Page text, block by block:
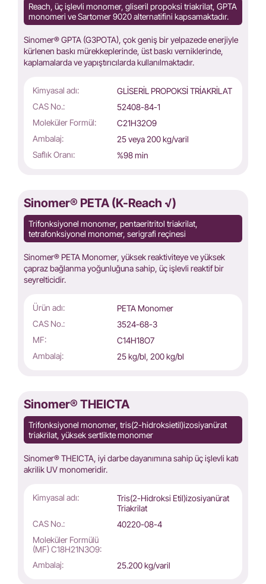
Reach, üç işlevli monomer, gliseril propoksi triakrilat, GPTA
monomeri ve Sartomer 9020 alternatifini kapsamaktadır.
Sinomer® GPTA (G3POTA), çok geniş bir yelpazede enerjiyle
kürlenen baskı mürekkeplerinde, üst baskı verniklerinde,
kaplamalarda ve yapıştırıcılarda kullanılmaktadır.
Kimyasal adı:
GLİSERİL PROPOKSİ TRİAKRİLAT
CAS No.:
52408-84-1
Moleküler Formül:
C21H32O9
Ambalaj:
25 veya 200 kg/varil
Saflık Oranı:
%98 min
Sinomer® PETA (K-Reach √)
Trifonksiyonel monomer, pentaeritritol triakrilat,
tetrafonksiyonel monomer, serigrafi reçinesi
Sinomer® PETA Monomer, yüksek reaktiviteye ve yüksek
çapraz bağlanma yoğunluğuna sahip, üç işlevli reaktif bir
seyrelticidir.
Ürün adı:
PETA Monomer
CAS No.:
3524-68-3
MF:
C14H18O7
Ambalaj:
25 kg/bl, 200 kg/bl
Sinomer® THEICTA
Trifonksiyonel monomer, tris(2-hidroksietil)izosiyanürat
triakrilat, yüksek sertlikte monomer
Sinomer® THEICTA, iyi darbe dayanımına sahip üç işlevli katı
akrilik UV monomeridir.
Kimyasal adı:
Tris(2-Hidroksi Etil)izosiyanürat
Triakrilat
CAS No.:
40220-08-4
Moleküler Formülü
(MF) C18H21N3O9:
Ambalaj:
25.200 kg/varil